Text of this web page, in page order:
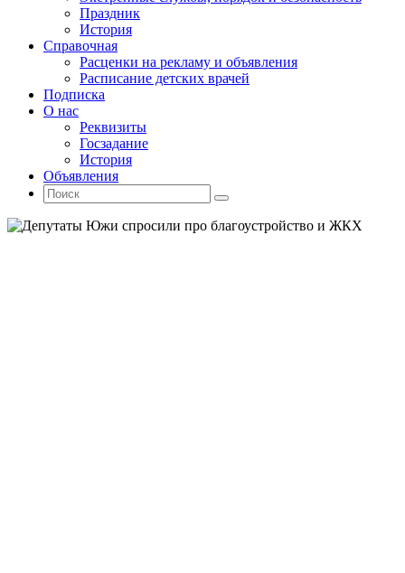
Праздник
История
Справочная
Расценки на рекламу и объявления
Расписание детских врачей
Подписка
О нас
Реквизиты
Госзадание
История
Объявления
Поиск
Искать:
Поиск